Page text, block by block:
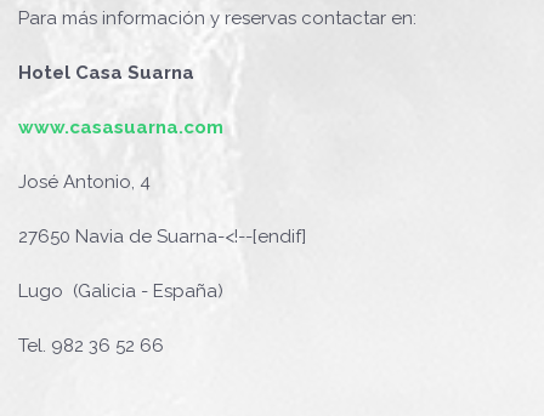
Para más información y reservas contactar en:
Hotel Casa Suarna
www.casasuarna.com
José Antonio, 4
27650 Navia de Suarna-<!--[endif]
Lugo (Galicia - España)
Tel. 982 36 52 66